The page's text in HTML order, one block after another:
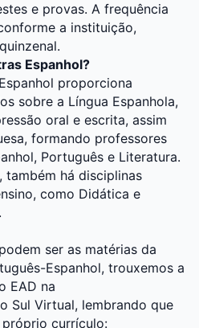
e provas. A frequência
a instituição,
Espanhol?
proporciona
sobre a Língua Espanhola,
oral e escrita, assim
formando professores
Português e Literatura.
também há disciplinas
como Didática e
ser as matérias da
Espanhol, trouxemos a
EAD na
Sul Virtual, lembrando que
currículo: